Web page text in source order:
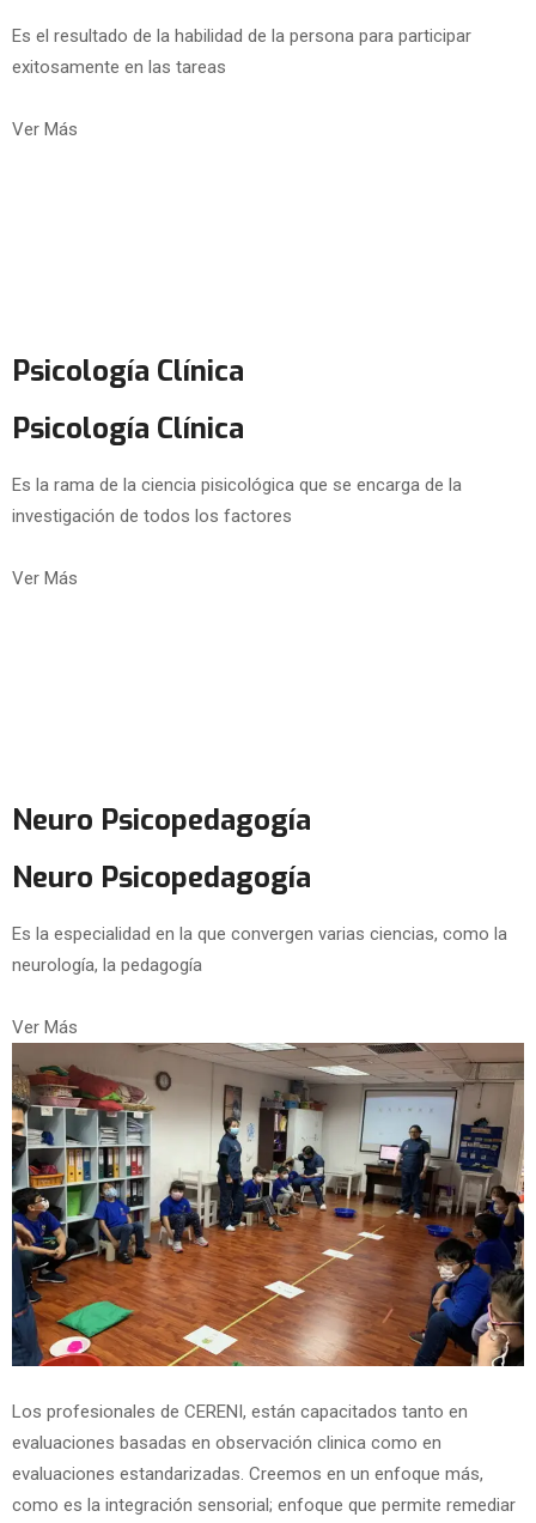
Es el resultado de la habilidad de la persona para participar
exitosamente en las tareas
Ver Más
Psicología Clínica
Psicología Clínica
Es la rama de la ciencia pisicológica que se encarga de la
investigación de todos los factores
Ver Más
Neuro Psicopedagogía
Neuro Psicopedagogía
Es la especialidad en la que convergen varias ciencias, como la
neurología, la pedagogía
Ver Más
Los profesionales de CERENI, están capacitados tanto en
evaluaciones basadas en observación clinica como en
evaluaciones estandarizadas. Creemos en un enfoque más,
como es la integración sensorial; enfoque que permite remediar